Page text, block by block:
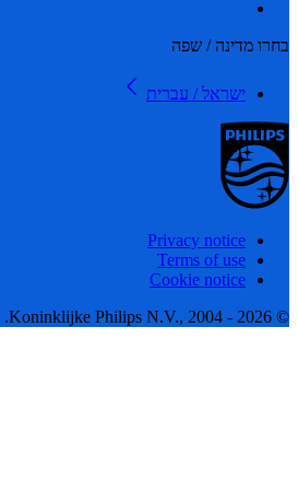
מדינה / שפה
ישראל / עברית
Privacy notice
Terms of use
Cookie notice